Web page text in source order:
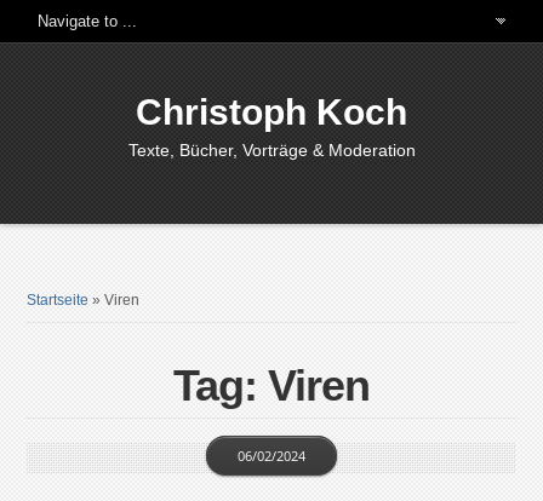
Christoph Koch
Texte, Bücher, Vorträge & Moderation
Startseite »Viren
Tag: Viren
06/02/2024